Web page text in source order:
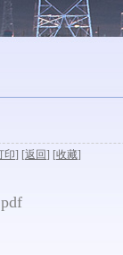
印] [返回] [收藏]